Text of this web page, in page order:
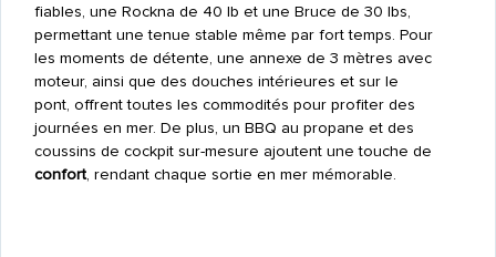
fiables, une Rockna de 40 lb et une Bruce de 30 lbs,
permettant une tenue stable même par fort temps. Pour
les moments de détente, une annexe de 3 mètres avec
moteur, ainsi que des douches intérieures et sur le
pont, offrent toutes les commodités pour profiter des
journées en mer. De plus, un BBQ au propane et des
coussins de cockpit sur-mesure ajoutent une touche de
confort, rendant chaque sortie en mer mémorable.